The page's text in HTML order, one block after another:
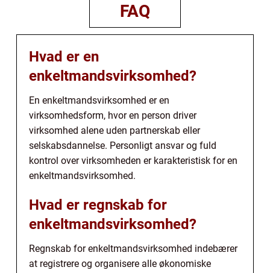
FAQ
Hvad er en
enkeltmandsvirksomhed?
En enkeltmandsvirksomhed er en
virksomhedsform, hvor en person driver
virksomhed alene uden partnerskab eller
selskabsdannelse. Personligt ansvar og fuld
kontrol over virksomheden er karakteristisk for en
enkeltmandsvirksomhed.
Hvad er regnskab for
enkeltmandsvirksomhed?
Regnskab for enkeltmandsvirksomhed indebærer
at registrere og organisere alle økonomiske